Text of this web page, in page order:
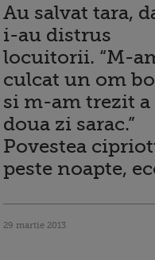
Au salvat tara,
i-au distrus
locuitorii. “M-
culcat un om
si m-am trezit a
doua zi sarac.”
Povestea
peste noapte,
29 martie 2013